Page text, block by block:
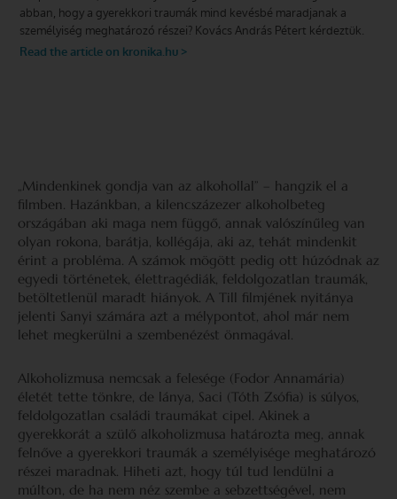
„Mindenkinek gondja van az alkohollal” – hangzik el a
filmben. Hazánkban, a kilencszázezer alkoholbeteg
országában aki maga nem függő, annak valószínűleg van
olyan rokona, barátja, kollégája, aki az, tehát mindenkit
érint a probléma. A számok mögött pedig ott húzódnak az
egyedi történetek, élettragédiák, feldolgozatlan traumák,
betöltetlenül maradt hiányok. A Till filmjének nyitánya
jelenti Sanyi számára azt a mélypontot, ahol már nem
lehet megkerülni a szembenézést önmagával.
Alkoholizmusa nemcsak a felesége (Fodor Annamária)
életét tette tönkre, de lánya, Saci (Tóth Zsófia) is súlyos,
feldolgozatlan családi traumákat cipel. Akinek a
gyerekkorát a szülő alkoholizmusa határozta meg, annak
felnőve a gyerekkori traumák a személyisége meghatározó
részei maradnak. Hiheti azt, hogy túl tud lendülni a
múlton, de ha nem néz szembe a sebzettségével, nem